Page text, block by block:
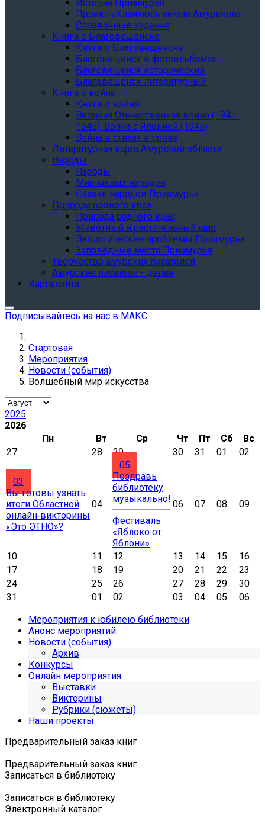
История Приамурья
Проект «Кланяюсь земле Амурской»
Справочные издания
Книги о Благовещенске
Книги о Благовещенске
Благовещенск в фотоальбомах
Благовещенск исторический
Благовещенск литературный
Книги о войне
Книги о войне
Великая Отечественная война (1941-
1945). Война с Японией (1945)
Война в стихах и прозе
Литературная карта Амурской области
Народы
Народы
Мир малых народов
Сказки народов Приамурья
Природа родного края
Природа родного края
Животный и растительный мир
Экологические проблемы Приамурья
Заповедные места Приамурья
Творчество амурских писателей
Амурские писатели - детям
Карта сайта
Подписывайтесь на нас в МАКС
Стартовая
Мероприятия
Новости (события)
Волшебный мир искусства
2025
2026
Пн
Вт Ср Чт Пт Сб
Вс
27
28 29 30 31 01 02
03
Вы готовы узнать
итоги Областной
онлайн‑викторины
«Это ЭТНО»?
04
05
Поздравь
библиотеку
музыкально!
Фестиваль
«Яблоко от
Яблони»
06 07 08 09
10 11 12 13 14 15
16
17
18 19 20 21 22
23
24
25 26 27 28 29
30
31
01 02 03 04 05
06
Мероприятия к юбилею библиотеки
Анонс мероприятий
Новости (события)
Архив
Конкурсы
Онлайн мероприятия
Выставки
Викторины
Рубрики (сюжеты)
Наши проекты
Предварительный заказ книг
Предварительный заказ книг
Записаться в библиотеку
Записаться в библиотеку
Электронный каталог